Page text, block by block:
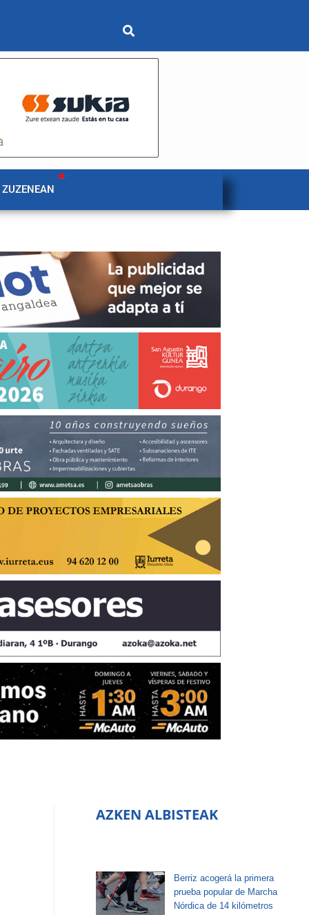
AZKEN ALBISTEAK
Berriz acogerá la primera
prueba popular de Marcha
Nórdica de 14 kilómetros